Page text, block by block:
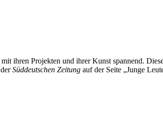
ihren Projekten und ihrer Kunst spannend.
Süddeutschen Zeitung auf der Seite „Junge